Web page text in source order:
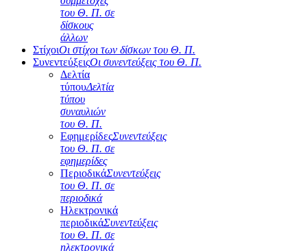
του Θ. Π. σε
δίσκους
άλλων
ΣτίχοιΟι στίχοι των δίσκων του Θ. Π.
ΣυνεντεύξειςΟι συνεντεύξεις του Θ. Π.
Δελτία
τύπουΔελτία
τύπου
συναυλιών
του Θ. Π.
ΕφημερίδεςΣυνεντεύξεις
του Θ. Π. σε
εφημερίδες
ΠεριοδικάΣυνεντεύξεις
του Θ. Π. σε
περιοδικά
Ηλεκτρονικά
περιοδικάΣυνεντεύξεις
του Θ. Π. σε
ηλεκτρονικά